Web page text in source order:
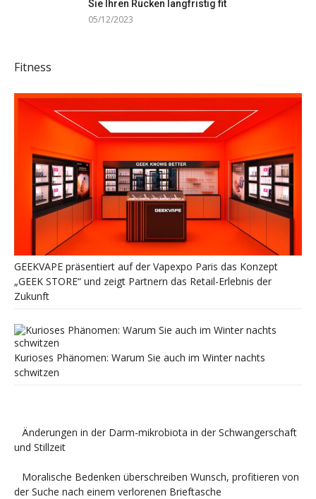
Sie Ihren Rücken langfristig fit
05/12/2023
Fitness
GEEKVAPE präsentiert auf der Vapexpo Paris das Konzept
„GEEK STORE“ und zeigt Partnern das Retail-Erlebnis der
Zukunft
Kurioses Phänomen: Warum Sie auch im Winter nachts
schwitzen
Änderungen in der Darm-mikrobiota in der Schwangerschaft
und Stillzeit
Moralische Bedenken überschreiben Wunsch, profitieren von
der Suche nach einem verlorenen Brieftasche